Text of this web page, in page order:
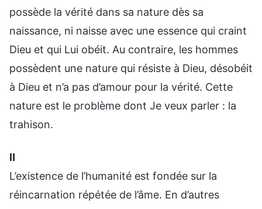
possède la vérité dans sa nature dès sa
naissance, ni naisse avec une essence qui craint
Dieu et qui Lui obéit. Au contraire, les hommes
possèdent une nature qui résiste à Dieu, désobéit
à Dieu et n’a pas d’amour pour la vérité. Cette
nature est le problème dont Je veux parler : la
trahison.
Ⅱ
L’existence de l’humanité est fondée sur la
réincarnation répétée de l’âme. En d’autres